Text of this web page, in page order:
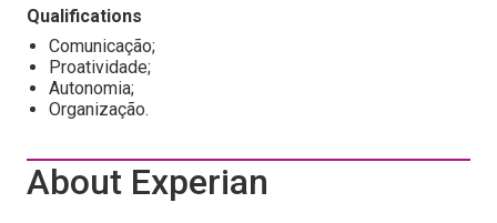
Qualifications
Comunicação;
Proatividade;
Autonomia;
Organização.
About Experian